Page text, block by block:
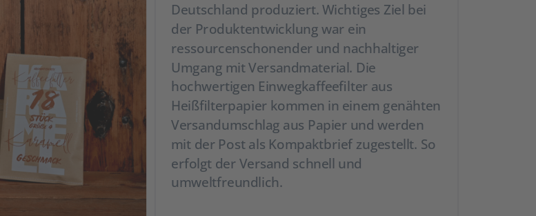
Deutschland produziert. Wichtiges Ziel bei
der Produktentwicklung war ein
ressourcenschonender und nachhaltiger
Umgang mit Versandmaterial. Die
hochwertigen Einwegkaffeefilter aus
Heißfilterpapier kommen in einem genähten
Versandumschlag aus Papier und werden
mit der Post als Kompaktbrief zugestellt. So
erfolgt der Versand schnell und
umweltfreundlich.